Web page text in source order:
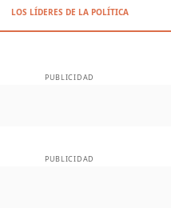
LOS LÍDERES DE LA POLÍTICA
PUBLICIDAD
PUBLICIDAD